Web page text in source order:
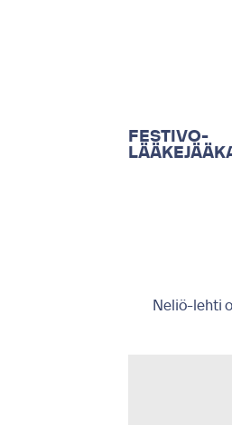
FESTIVO-
Neliö-lehti